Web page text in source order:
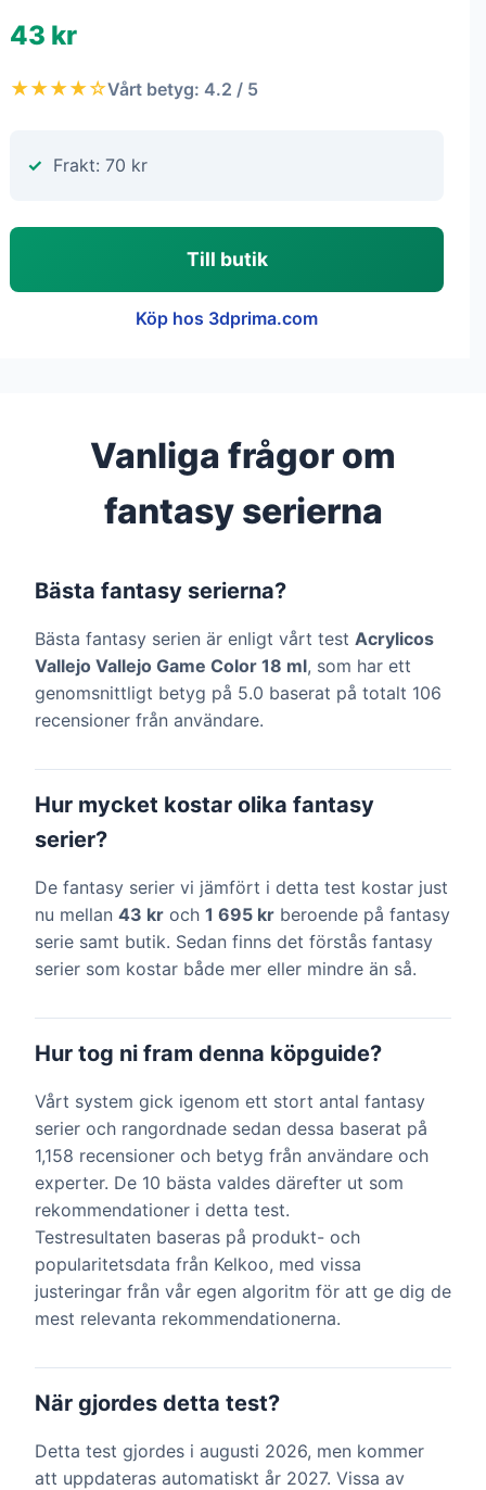
43 kr
★★★★☆Vårt betyg: 4.2 / 5
Frakt: 70 kr
Till butik
Köp hos 3dprima.com
Vanliga frågor om
fantasy serierna
Bästa fantasy serierna?
Bästa fantasy serien är enligt vårt test Acrylicos
Vallejo Vallejo Game Color 18 ml, som har ett
genomsnittligt betyg på 5.0 baserat på totalt 106
recensioner från användare.
Hur mycket kostar olika fantasy
serier?
De fantasy serier vi jämfört i detta test kostar just
nu mellan 43 kr och 1 695 kr beroende på fantasy
serie samt butik. Sedan finns det förstås fantasy
serier som kostar både mer eller mindre än så.
Hur tog ni fram denna köpguide?
Vårt system gick igenom ett stort antal fantasy
serier och rangordnade sedan dessa baserat på
1,158 recensioner och betyg från användare och
experter. De 10 bästa valdes därefter ut som
rekommendationer i detta test.
Testresultaten baseras på produkt- och
popularitetsdata från Kelkoo, med vissa
justeringar från vår egen algoritm för att ge dig de
mest relevanta rekommendationerna.
När gjordes detta test?
Detta test gjordes i augusti 2026, men kommer
att uppdateras automatiskt år 2027. Vissa av